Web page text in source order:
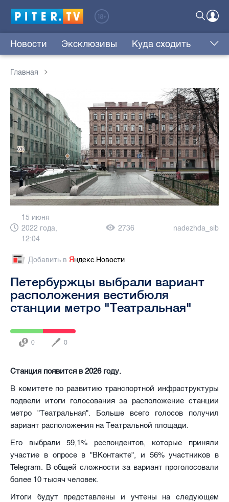
Новости Эксклюзивы Куда сходить
Главная
15 июня
2022 года,
12:04
2736 nadezhda_sib
Добавить в Яндекс.Новости
Петербуржцы выбрали вариант
расположения вестибюля
станции метро "Театральная"
0 0
Станция появится в 2026 году.
В комитете по развитию транспортной инфраструктуры
подвели итоги голосования за расположение станции
метро "Театральная". Больше всего голосов получил
вариант расположения на Театральной площади.
Его выбрали 59,1% респондентов, которые приняли
участие в опросе в "ВКонтакте", и 56% участников в
Telegram. В общей сложности за вариант проголосовали
более 10 тысяч человек.
Итоги будут представлены и учтены на следующем